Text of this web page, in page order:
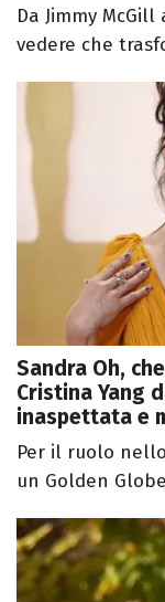
Da Jimmy
vedere che
Sandra Oh,
Cristina Yang
inaspettata e
Per il ruolo
un Golden